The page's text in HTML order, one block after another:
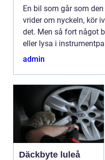
En bil som går som
vrider om nyckeln, kör
det. Men så fort något
eller lysa i
i en helt annan vardag.
admin
Däckbyte luleå